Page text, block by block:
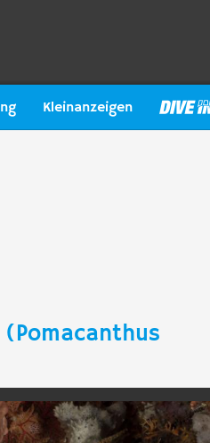
Kleinanzeigen